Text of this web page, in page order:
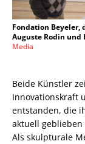
Fondation Beyeler,
Auguste Rodin und
Media
Beide Künstler
Innovationskraft
entstanden, die
aktuell geblieben
Als skulpturale